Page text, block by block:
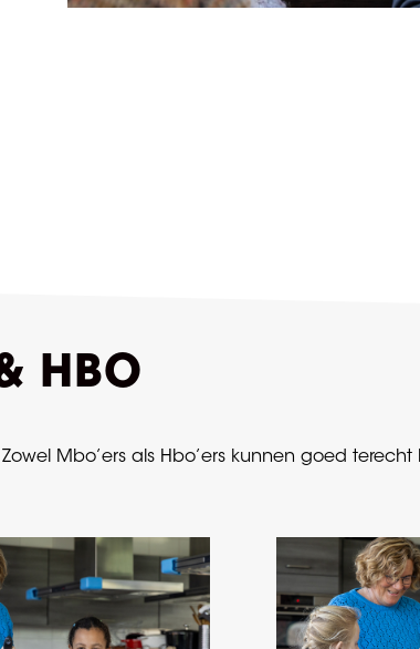
HBO
Mbo’ers als Hbo’ers kunnen goed terecht